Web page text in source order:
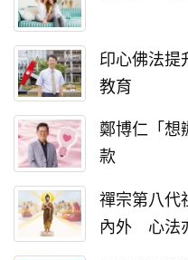
印心佛法
教育
鄭博仁「
款
禪宗第八代
內外 心法